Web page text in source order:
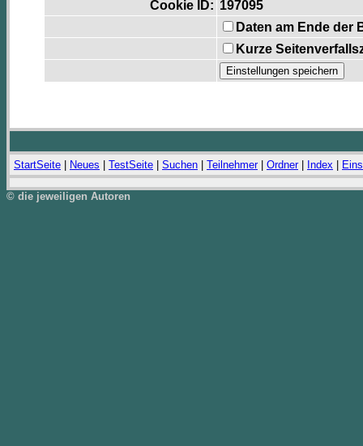
Cookie ID: 197095
Daten am Ende der
Kurze
StartSeite Neues TestSeite Suchen Teilnehmer| Ordner| Index
© die jeweiligen Autoren